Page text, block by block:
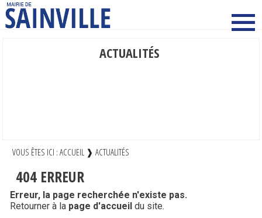
ACTUALITÉS
VOUS ÊTES ICI :ACCUEIL ❱ ACTUALITÉS
404 ERREUR
Erreur, la page recherchée n'existe pas.
Retourner à la page d'accueil du site.